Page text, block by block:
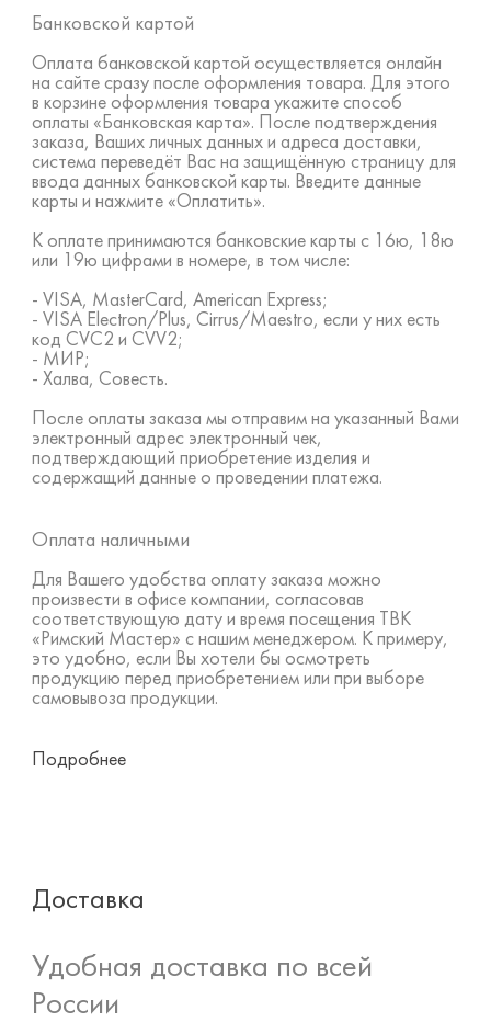
Банковской картой
Оплата банковской картой осуществляется онлайн
на сайте сразу после оформления товара. Для этого
в корзине оформления товара укажите способ
оплаты «Банковская карта». После подтверждения
заказа, Ваших личных данных и адреса доставки,
система переведёт Вас на защищённую страницу для
ввода данных банковской карты. Введите данные
карты и нажмите «Оплатить».
К оплате принимаются банковские карты с 16ю, 18ю
или 19ю цифрами в номере, в том числе:
- VISA, MasterCard, American Express;
- VISA Electron/Plus, Cirrus/Maestro, если у них есть
код CVC2 и CVV2;
- МИР;
- Халва, Совесть.
После оплаты заказа мы отправим на указанный Вами
электронный адрес электронный чек,
подтверждающий приобретение изделия и
содержащий данные о проведении платежа.
Оплата наличными
Для Вашего удобства оплату заказа можно
произвести в офисе компании, согласовав
соответствующую дату и время посещения ТВК
«Римский Мастер» с нашим менеджером. К примеру,
это удобно, если Вы хотели бы осмотреть
продукцию перед приобретением или при выборе
самовывоза продукции.
Подробнее
Доставка
Удобная доставка по всей
России